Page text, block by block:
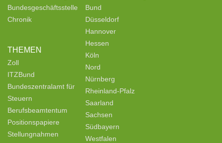
Bundesgeschäftsstelle
Chronik
THEMEN
Zoll
ITZBund
Bundeszentralamt für
Steuern
Berufsbeamtentum
Positionspapiere
Stellungnahmen
Bund
Düsseldorf
Hannover
Hessen
Köln
Nord
Nürnberg
Rheinland-Pfalz
Saarland
Sachsen
Südbayern
Westfalen